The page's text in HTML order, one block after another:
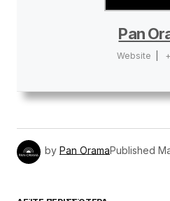
Pan
Website
by Pan OramaPublished